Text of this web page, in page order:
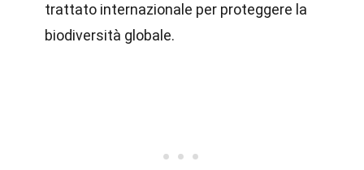
trattato internazionale per proteggere la
biodiversità globale.